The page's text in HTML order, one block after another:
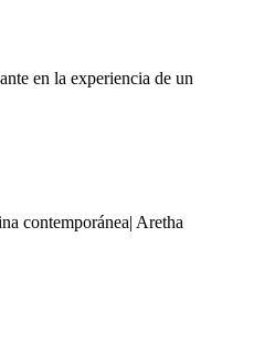
en la experiencia de un
contemporánea| Aretha